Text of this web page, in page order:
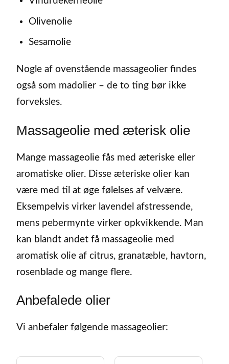
Olivenolie
Sesamolie
Nogle af ovenstående massageolier findes
også som madolier – de to ting bør ikke
forveksles.
Massageolie med æterisk olie
Mange massageolie fås med æteriske eller
aromatiske olier. Disse æteriske olier kan
være med til at øge følelses af velvære.
Eksempelvis virker lavendel afstressende,
mens pebermynte virker opkvikkende. Man
kan blandt andet få massageolie med
aromatisk olie af citrus, granatæble, havtorn,
rosenblade og mange flere.
Anbefalede olier
Vi anbefaler følgende massageolier: